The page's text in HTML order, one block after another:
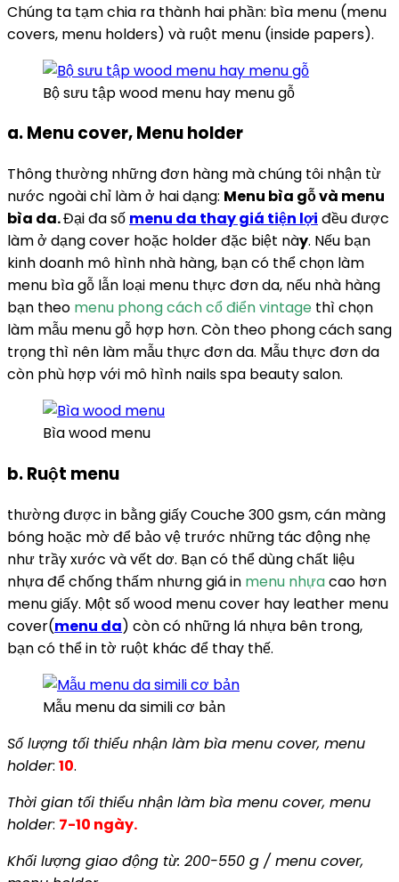
Chúng ta tạm chia ra thành hai phần: bìa menu (menu
covers, menu holders) và ruột menu (inside papers).
Bộ sưu tập wood menu hay menu gỗ
a. Menu cover, Menu holder
Thông thường những đơn hàng mà chúng tôi nhận từ
nước ngoài chỉ làm ở hai dạng: Menu bìa gỗ và menu
bìa da.Đại đa số menu da thay giá tiện lợi đều được
làm ở dạng cover hoặc holder đặc biệt này. Nếu bạn
kinh doanh mô hình nhà hàng, bạn có thể chọn làm
menu bìa gỗ lẫn loại menu thực đơn da, nếu nhà hàng
bạn theo menu phong cách cổ điển vintage thì chọn
làm mẫu menu gỗ hợp hơn. Còn theo phong cách sang
trọng thì nên làm mẫu thực đơn da. Mẫu thực đơn da
còn phù hợp với mô hình nails spa beauty salon.
Bìa wood menu
b. Ruột menu
thường được in bằng giấy Couche 300 gsm, cán màng
bóng hoặc mờ để bảo vệ trước những tác động nhẹ
như trầy xước và vết dơ. Bạn có thể dùng chất liệu
nhựa để chống thấm nhưng giá in menu nhựacao hơn
menu giấy. Một số wood menu cover hay leather menu
cover(menu da) còn có những lá nhựa bên trong,
bạn có thể in tờ ruột khác để thay thế.
Mẫu menu da simili cơ bản
Số lượng tối thiểu nhận làm bìa menu cover, menu
holder: 10.
Thời gian tối thiểu nhận làm bìa menu cover, menu
holder: 7-10 ngày.
Khối lượng giao động từ: 200-550 g / menu cover,